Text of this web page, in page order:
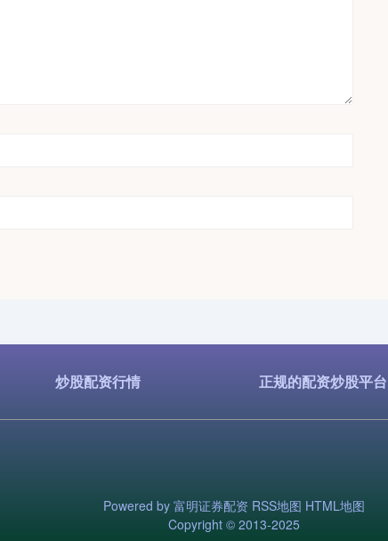
炒股配资行情 正规的配资炒股平台
Powered by 富明证券配资 RSS地图 HTML地图
Copyright © 2013-2025